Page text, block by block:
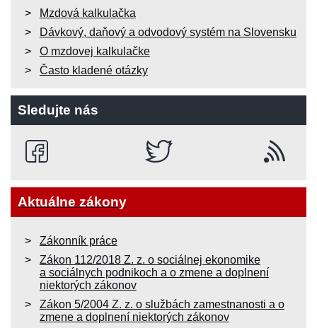
Mzdová kalkulačka
Dávkový, daňový a odvodový systém na Slovensku
O mzdovej kalkulačke
Často kladené otázky
Sledujte nás
Aktuálne zákony
Zákonník práce
Zákon 112/2018 Z. z. o sociálnej ekonomike
a sociálnych podnikoch a o zmene a doplnení
niektorých zákonov
Zákon 5/2004 Z. z. o službách zamestnanosti a o
zmene a doplnení niektorých zákonov